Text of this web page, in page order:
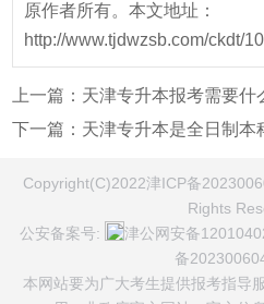
原作者所有。本文地址：
http://www.tjdwzsb.com/ckdt/
上一篇： 天津专升本报考需要什
下一篇： 天津专升本是全日制本
Copyright(C)2022津ICP备
Rights
公安备案号:
津公网安备
备
本网站要为广大考生提供报考指导